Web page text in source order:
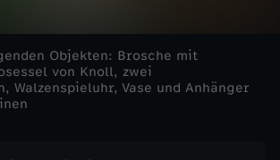
Objekten: Brosche mit
von Knoll, zwei
Walzenspieluhr, Vase und Anhänger